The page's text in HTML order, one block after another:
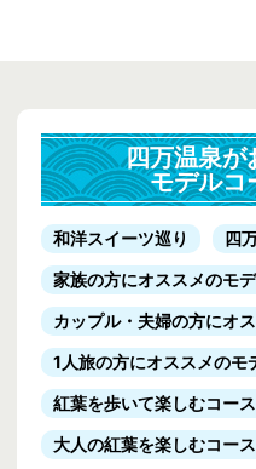
四万温泉が
モデルコ
和洋スイーツ巡り
四
家族の方にオススメのモ
カップル・夫婦の方にオ
1人旅の方にオススメのモ
紅葉を歩いて楽しむコース
大人の紅葉を楽しむコース